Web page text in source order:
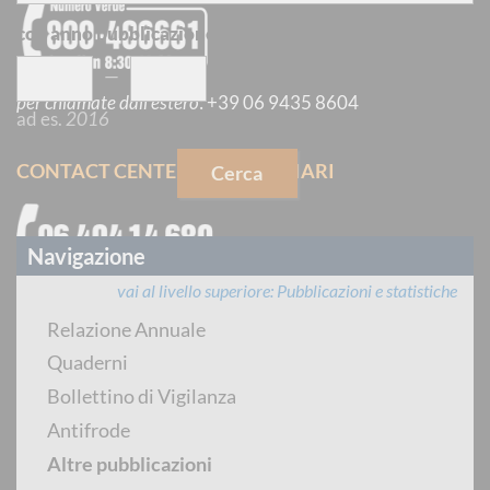
con anno pubblicazione
—
ad es. 2016
Cerca
Navigazione
vai al livello superiore Pubblicazioni e statistiche
Relazione Annuale
Quaderni
Bollettino di Vigilanza
Antifrode
Altre pubblicazioni
per chiamate dall'estero:+39 06 9435 8604
CONTACT CENTER INTERMEDIARI
dal lunedì al venerdì dalle 8:30 alle 14:30
PREVENTIVATORE PUBBLICO